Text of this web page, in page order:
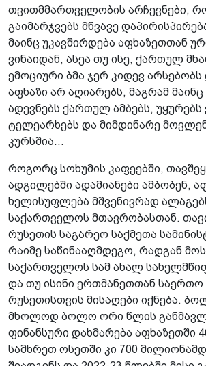
თვითმმართველობის არჩევნები,
გაიმარჯვებს მწვავე
მაინც უკავშირდება აფხაზეთთან
ვინაიდან, ასეა თუ ისე, ქართულ
ემოციური ბმა ჯერ კიდევ არსებობს
აფხაზი არ აღიარებს, მაგრამ
ადევნებს ქართულ ამბებს,
ტელეარხებს და მიმდინარე
კურსშია...
როგორც სოხუმის კაფეებში,
ადგილებში ადამიანები ამბობენ,
ხელისუფლება მშვენივრად
საქართველოს მთავრობასთან.
რუსეთის საგარეო საქმეთა
რაიმე საწინააღმდეგო, რადგან
საქართველოს სამ ახალ
და თუ ისინი ერთმანეთთან საერთო
რუსეთისთვის მისაღები იქნება.
მხოლოდ ბოლო ორი წლის
ფინანსური დახმარება აფხაზეთში
სამხრეთ ოსეთში კი 700